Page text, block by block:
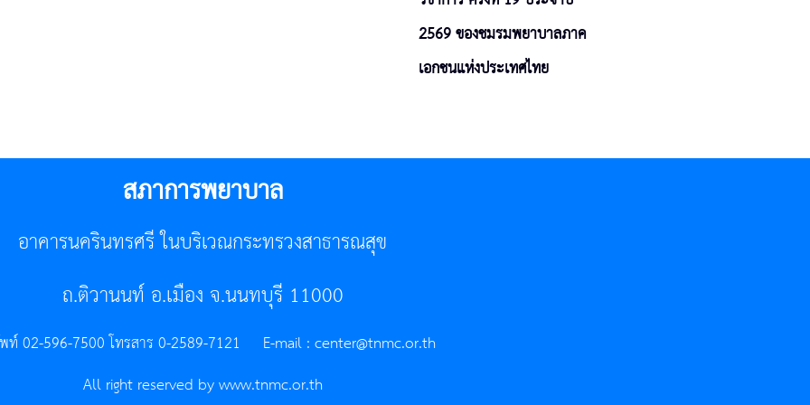
2569 ของชมรมพยาบาลภาค
เอกชนแห่งประเทศไทย
สภาการพยาบาล
อาคารนครินทรศรี ในบริเวณกระทรวงสาธารณสุข
ถ.ติวานนท์ อ.เมือง จ.นนทบุรี 11000
ท์ 02-596-7500 โทรสาร 0-2589-7121 E-mail :center@tnmc.or.th
All right reserved by www.tnmc.or.th